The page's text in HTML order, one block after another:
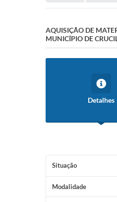
AQUISIÇÃO DE
MUNICÍPIO DE
Detalhes
Situação
Modalidade